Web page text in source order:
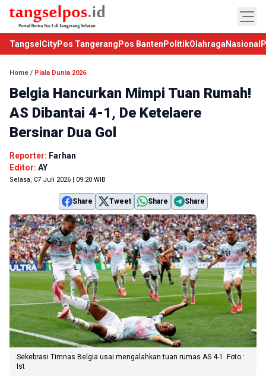
TangselCityPos Tangerang Pos Banten PolitikOlahraga Nasional
Home / Piala Dunia 2026
Belgia Hancurkan Mimpi Tuan Rumah!
AS Dibantai 4-1, De Ketelaere
Bersinar Dua Gol
Reporter: Farhan
Editor: AY
Selasa, 07 Juli 2026 | 09:20 WIB
Share Tweet Share Share
Sekebrasi Timnas Belgia usai mengalahkan tuan rumas AS 4-1. Foto :
Ist